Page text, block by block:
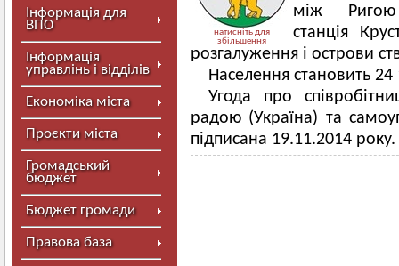
Інформація для
ВПО
Інформація
управлінь і відділів
Економіка міста
Проєкти міста
Громадський
бюджет
Бюджет громади
Правова база
натисніть для
збільшення
між Ригою
станція
розгалуження і острови
Населення становить 24
Угода про
радою (Україна) та
підписана 19.11.2014 року.